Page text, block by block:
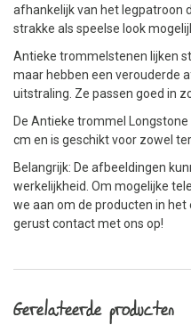
afhankelijk van het legpatroon
strakke als speelse look
Antieke trommelstenen lijken
maar hebben een verouderde
uitstraling. Ze passen goed in
De Antieke trommel
cm en is geschikt voor zowel
Belangrijk: De afbeeldingen
werkelijkheid. Om mogelijke
we aan om de producten in het
gerust contact met ons op!
Gerelateerde producten